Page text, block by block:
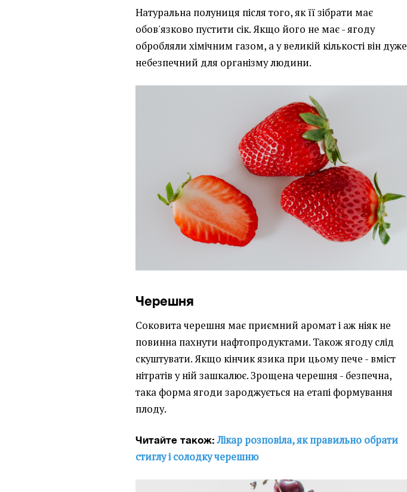
Натуральна полуниця після того, як її зібрати має
обов'язково пустити сік. Якщо його не має - ягоду
обробляли хімічним газом, а у великій кількості він дуже
небезпечний для організму людини.
Черешня
Соковита черешня має приємний аромат і аж ніяк не
повинна пахнути нафтопродуктами. Також ягоду слід
скуштувати. Якщо кінчик язика при цьому пече - вміст
нітратів у ній зашкалює. Зрощена черешня - безпечна,
така форма ягоди зароджується на етапі формування
плоду.
Читайте також: Лікар розповіла, як правильно обрати
стиглу і солодку черешню